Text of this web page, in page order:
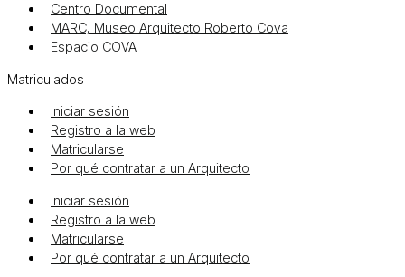
Centro Documental
MARC, Museo Arquitecto Roberto Cova
Espacio COVA
Matriculados
Iniciar sesión
Registro a la web
Matricularse
Por qué contratar a un Arquitecto
Iniciar sesión
Registro a la web
Matricularse
Por qué contratar a un Arquitecto